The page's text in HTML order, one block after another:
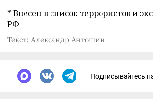
* Внесен в список террористов и
РФ
Текст: Александр Антошин
Подписывайтесь